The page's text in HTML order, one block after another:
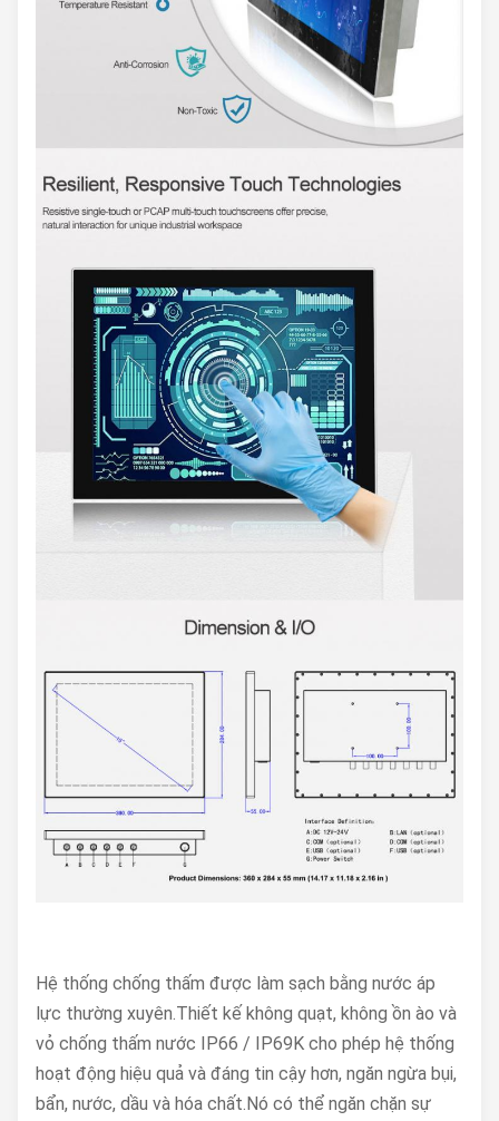
Hệ thống chống thấm được làm sạch bằng nước áp
lực thường xuyên.Thiết kế không quạt, không ồn ào và
vỏ chống thấm nước IP66 / IP69K cho phép hệ thống
hoạt động hiệu quả và đáng tin cậy hơn, ngăn ngừa bụi,
bẩn, nước, dầu và hóa chất.Nó có thể ngăn chặn sự